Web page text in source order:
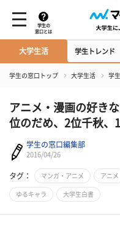
学生の
窓口とは
大学生活 学生トレンド
学生の窓口トップ 大学生活 学
アニメ・漫画の好き
位のだめ、2位千秋、
学生の窓口編集部
2016/04/26
タグ： マンガ・アニメ アニメ
ゆるキャラ 大学生白書